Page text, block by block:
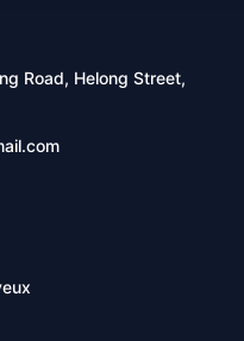
Road, Helong Street,